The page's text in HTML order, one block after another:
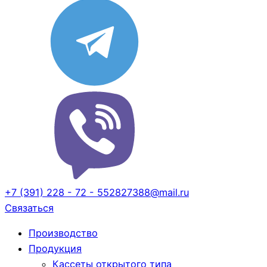
+7 (391) 228 - 72 - 552827388@mail.ru
Cвязаться
Производство
Продукция
Кассеты открытого типа